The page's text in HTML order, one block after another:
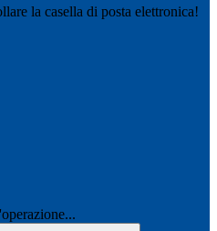
la casella di posta elettronica!